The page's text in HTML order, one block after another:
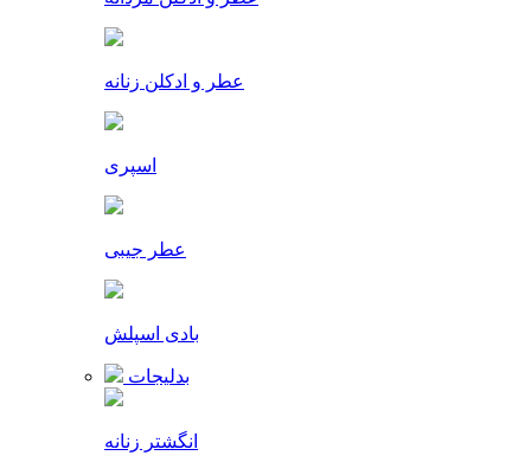
عطر و ادکلن زنانه
اسپری
عطر جیبی
بادی اسپلش
بدلیجات
انگشتر زنانه